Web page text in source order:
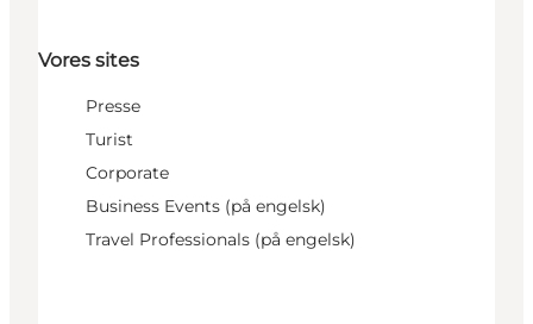
Vores sites
Presse
Turist
Corporate
Business Events (på engelsk)
Travel Professionals (på engelsk)